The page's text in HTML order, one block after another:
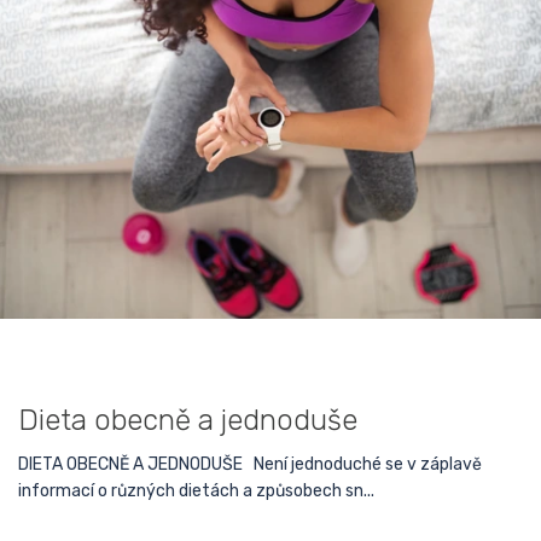
Dieta obecně a jednoduše
DIETA OBECNĚ A JEDNODUŠE Není jednoduché se v záplavě
informací o různých dietách a způsobech sn...